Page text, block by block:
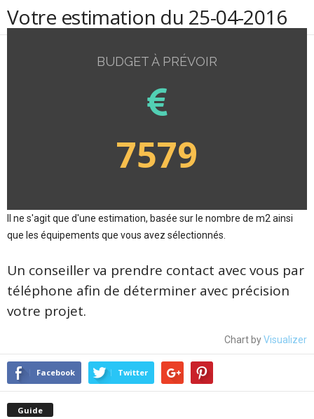
Votre estimation du 25-04-2016
BUDGET À PRÉVOIR
7579
Il ne s'agit que d'une estimation, basée sur le nombre de m2 ainsi
que les équipements que vous avez sélectionnés.
Un conseiller va prendre contact avec vous par
téléphone afin de déterminer avec précision
votre projet.
Chart byVisualizer
Facebook Twitter
Guide